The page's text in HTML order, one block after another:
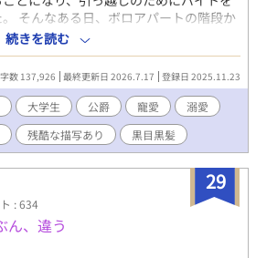
そんなある日、ボロアパートの階段か
の中にいた。 猟銃を持った男に狙わ
とに。 絶体絶命の中、助け出してくれ
やってきた何も状況がわからない美青
て美しさに魅了された公爵さまの甘い
は長くならない予定です。 R18には※
続きを読む
数 137,926 最終更新日 2026.7.17 登録日 2025.11.23
大学生 公爵 寵愛
溺愛
残酷な描写あり 黒目黒髪
29
: 634
ん、違う